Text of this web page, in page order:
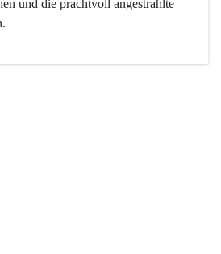
und die prachtvoll angestrahlte
nicht mehr, ist aber integrativer